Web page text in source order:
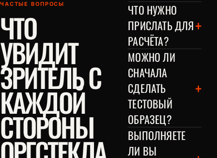
ЧАСТЫЕ ВОПРОСЫ
ЧТО
УВИДИТ
ЗРИТЕЛЬ С
КАЖДОЙ
СТОРОНЫ
ЧТО НУЖНО
ПРИСЛАТЬ ДЛЯ
РАСЧЁТА?
+
МОЖНО ЛИ
СНАЧАЛА
СДЕЛАТЬ
ТЕСТОВЫЙ
ОБРАЗЕЦ?
+
ВЫПОЛНЯЕТЕ
ЛИ ВЫ